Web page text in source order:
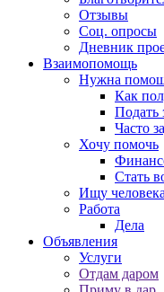
Отзывы
Соц. опросы
Дневник
Взаимопомощь
Нужна
Как
Подать
Часто
Хочу помочь
Стать
Ищу человека
Работа
Дела
Объявления
Услуги
Отдам даром